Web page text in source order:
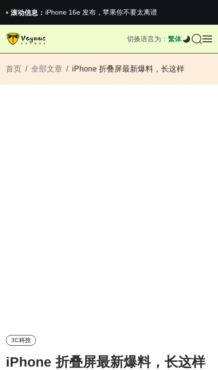
滚动信息： 2026澳网男单收官：全满贯对上全满亚，德约...
《巅峰守卫 Highguard》正式上线，官...
iPhone 16e 发布，苹果你不要太离谱
切换语言为： 繁体
首页 全部文章 iPhone 折叠屏最新爆料，长这样
3C科技
iPhone 折叠屏最新爆料，长这样